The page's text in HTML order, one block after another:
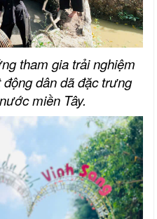
tham gia trải nghiệm
dân dã đặc trưng
miền Tây.